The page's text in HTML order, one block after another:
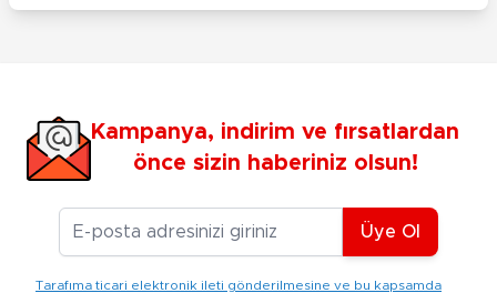
Kampanya, indirim ve fırsatlardan
önce sizin haberiniz olsun!
E-posta Adresiniz
Üye Ol
Tarafıma ticari elektronik ileti gönderilmesine ve bu kapsamda